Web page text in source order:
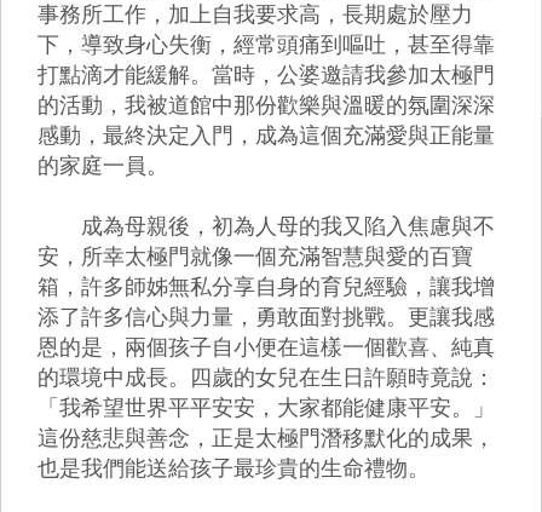
事務所工作，加上自我要求高，長期處於壓力
下，導致身心失衡，經常頭痛到嘔吐，甚至得靠
打點滴才能緩解。當時，公婆邀請我參加太極門
的活動，我被道館中那份歡樂與溫暖的氛圍深深
感動，最終決定入門，成為這個充滿愛與正能量
的家庭一員。
成為母親後，初為人母的我又陷入焦慮與不
安，所幸太極門就像一個充滿智慧與愛的百寶
箱，許多師姊無私分享自身的育兒經驗，讓我增
添了許多信心與力量，勇敢面對挑戰。更讓我感
恩的是，兩個孩子自小便在這樣一個歡喜、純真
的環境中成長。四歲的女兒在生日許願時竟說：
「我希望世界平平安安，大家都能健康平安。」
這份慈悲與善念，正是太極門潛移默化的成果，
也是我們能送給孩子最珍貴的生命禮物。